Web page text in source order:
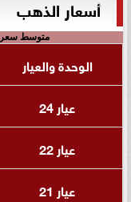
أسعار الذهب
متوسط سعر
الوحدة والعيار
عيار 24
عيار 22
عيار 21